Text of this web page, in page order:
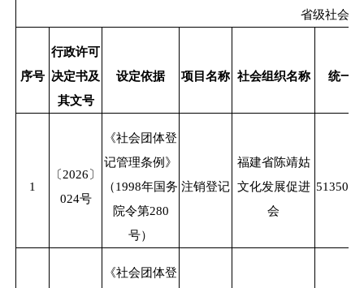
省级社会
序号
行政许可
决定书及
其文号
设定依据 项目名称 社会组织名称 统一
1
〔2026〕
024号
《社会团体登
记管理条例》
（1998年国务
院令第280
号）
注销登记
福建省陈靖姑
文化发展促进
会
《社会团体登